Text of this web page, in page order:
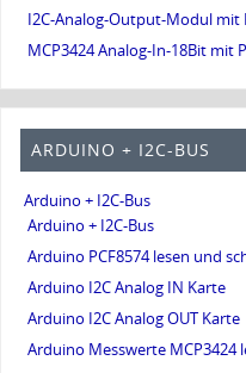
I2C-Analog-Output-Modul mit
MCP3424 Analog-In-18Bit mit
ARDUINO + I2C-BUS
Arduino + I2C-Bus
Arduino + I2C-Bus
Arduino PCF8574 lesen und
Arduino I2C Analog IN Karte
Arduino I2C Analog OUT Karte
Arduino Messwerte MCP3424